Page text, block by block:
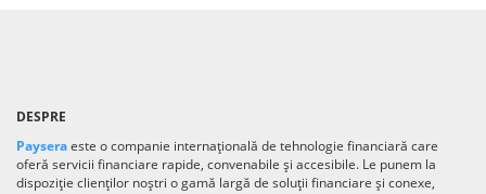
DESPRE
Payseraeste o companie internațională de tehnologie financiară care
oferă servicii financiare rapide, convenabile și accesibile. Le punem la
dispoziție clienților noștri o gamă largă de soluții financiare și conexe,